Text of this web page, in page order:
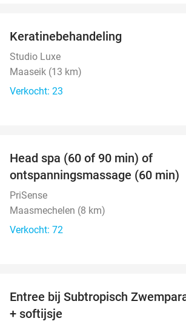
Keratinebehandeling
Studio Luxe
Maaseik (13 km)
Verkocht: 23
Head spa (60 of 90 min) of
ontspanningsmassage (60 min)
PriSense
Maasmechelen (8 km)
Verkocht: 72
Entree bij Subtropisch
+ softijsje